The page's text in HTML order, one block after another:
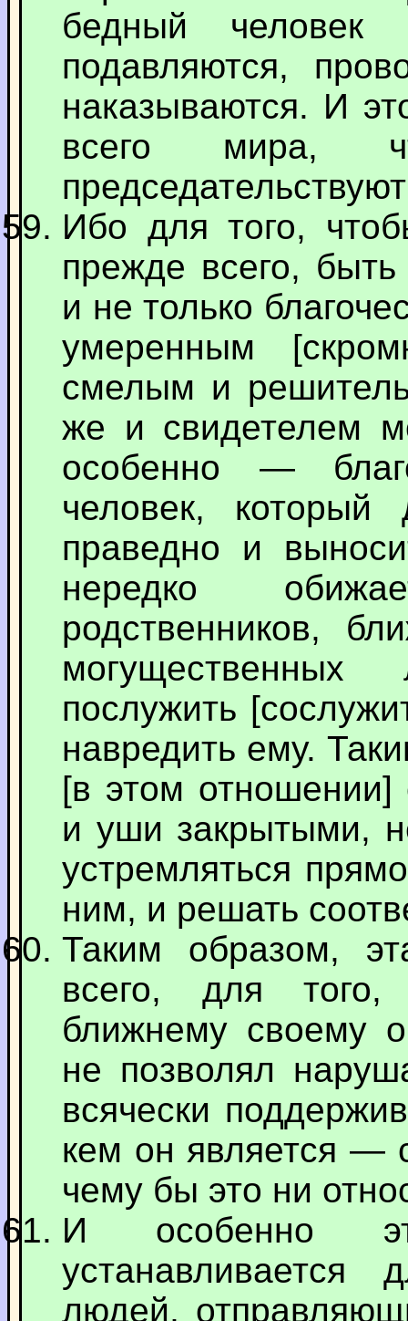
бедный
подавляются,
наказываются. И
всего мира,
Ибо для того,
прежде всего,
и не только
умеренным
смелым и
же и свидетелем
особенно —
человек,
праведно и
нередко
родственников,
послужить
навредить ему.
[в этом отношении]
и уши закрытыми,
устремляться
ним, и решать
Таким образом,
всего, для
ближнему своему
не позволял
всячески
кем он является —
чему бы это ни
И особенно
устанавливается
людей,